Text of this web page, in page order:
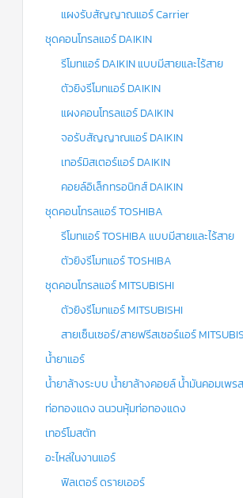
แผงรับสัญญาณแอร์ Carrier
ชุดคอนโทรลแอร์ DAIKIN
รีโมทแอร์ DAIKIN แบบมีสายและไร้สาย
ตัวยิงรีโมทแอร์ DAIKIN
แผงคอนโทรลแอร์ DAIKIN
จอรับสัญญาณแอร์ DAIKIN
เทอร์มิสเตอร์แอร์ DAIKIN
คอยล์อิเล็กทรอนิกส์ DAIKIN
ชุดคอนโทรลแอร์ TOSHIBA
รีโมทแอร์ TOSHIBA แบบมีสายและไร้สาย
ตัวยิงรีโมทแอร์ TOSHIBA
ชุดคอนโทรลแอร์ MITSUBISHI
ตัวยิงรีโมทแอร์ MITSUBISHI
สายเซ็นเซอร์/สายฟรีสเซอร์แอร์
น้ำยาแอร์
น้ำยาล้างระบบ น้ำยาล้างคอยล์ น้ำมันคอมเพร
ท่อทองแดง ฉนวนหุ้มท่อทองแดง
เทอร์โมสตัท
อะไหล่ในงานแอร์
ฟิลเตอร์ ดรายเออร์